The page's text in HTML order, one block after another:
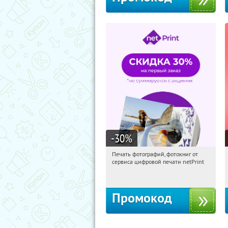
-30%
07:00:17 Получили:
Печать фотографий, фотокниг от
сервиса цифровой печати netPrint
Промокод